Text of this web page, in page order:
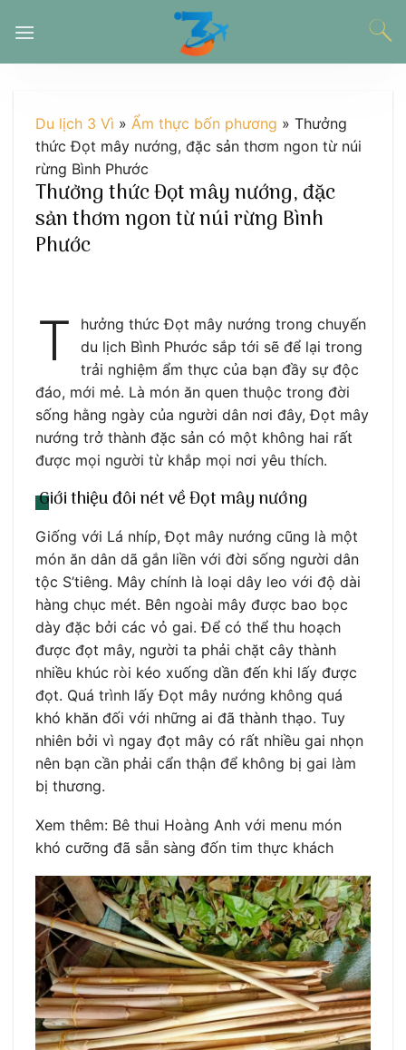
đến
Du lịch 3 Vì » Ẩm thực bốn phương » Thưởng
thức Đọt mây nướng, đặc sản thơm ngon từ núi
rừng Bình Phước
Thưởng thức Đọt mây nướng, đặc
sản thơm ngon từ núi rừng Bình
Phước
T
hưởng thức Đọt mây nướng trong chuyến
du lịch Bình Phước sắp tới sẽ để lại trong
trải nghiệm ẩm thực của bạn đầy sự độc
đáo, mới mẻ. Là món ăn quen thuộc trong đời
sống hằng ngày của người dân nơi đây, Đọt mây
nướng trở thành đặc sản có một không hai rất
được mọi người từ khắp mọi nơi yêu thích.
Giới thiệu đôi nét về Đọt mây nướng
Giống với Lá nhíp, Đọt mây nướng cũng là một
món ăn dân dã gắn liền với đời sống người dân
tộc S’tiêng. Mây chính là loại dây leo với độ dài
hàng chục mét. Bên ngoài mây được bao bọc
dày đặc bởi các vỏ gai. Để có thể thu hoạch
được đọt mây, người ta phải chặt cây thành
nhiều khúc ròi kéo xuống dần đến khi lấy được
đọt. Quá trình lấy Đọt mây nướng không quá
khó khăn đối với những ai đã thành thạo. Tuy
nhiên bởi vì ngay đọt mây có rất nhiều gai nhọn
nên bạn cần phải cẩn thận để không bị gai làm
bị thương.
Xem thêm: Bê thui Hoàng Anh với menu món
khó cưỡng đã sẵn sàng đốn tim thực khách